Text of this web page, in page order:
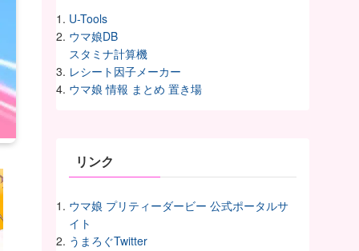
U-Tools
ウマ娘DB
スタミナ計算機
レシート因子メーカー
ウマ娘 情報 まとめ 置き場
リンク
ウマ娘 プリティーダービー 公式ポータルサ
イト
うまろぐTwitter